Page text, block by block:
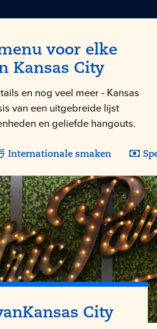
voor elke
Kansas City
en nog veel meer - Kansas
van een uitgebreide lijst
en geliefde hangouts.
Internationale smaken
Kansas City